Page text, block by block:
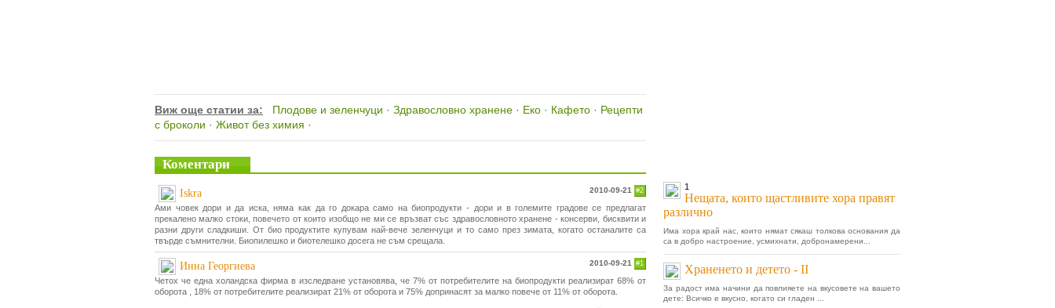
Виж още статии за: Плодове и зеленчуци · Здравословно хранене · Еко · Кафето · Рецепти
с броколи · Живот без химия ·
Коментари
2010-09-21 #2
Iskra
Ами човек дори и да иска, няма как да го докара само на биопродукти - дори и в големите градове се предлагат
прекалено малко стоки, повечето от които изобщо не ми се връзват със здравословното хранене - консерви, бисквити и
разни други сладкиши. От био продуктите купувам най-вече зеленчуци и то само през зимата, когато останалите са
твърде съмнителни. Биопилешко и биотелешко досега не съм срещала.
2010-09-21 #1
Инна Георгиева
Четох че една холандска фирма в изследване установява, че 7% от потребителите на биопродукти реализират 68% от
оборота , 18% от потребителите реализират 21% от оборота и 75% допринасят за малко повече от 11% от оборота.
1
Нещата, които щастливите хора правят
различно
Има хора край нас, които нямат сякаш толкова основания да
са в добро настроение, усмихнати, добронамерени...
Храненето и детето - II
За радост има начини да повлияете на вкусовете на вашето
дете: Всичко е вкусно, когато си гладен ...